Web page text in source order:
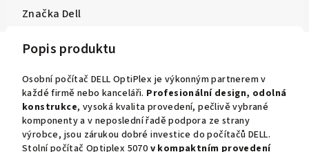
Značka Dell
Popis produktu
Osobní počítač DELL OptiPlex je výkonným partnerem v
každé firmě nebo kanceláři. Profesionální design, odolná
konstrukce, vysoká kvalita provedení, pečlivě vybrané
komponenty a v neposlední řadě podpora ze strany
výrobce, jsou zárukou dobré investice do počítačů DELL.
Stolní počítač Optiplex 5070 v kompaktním provedení